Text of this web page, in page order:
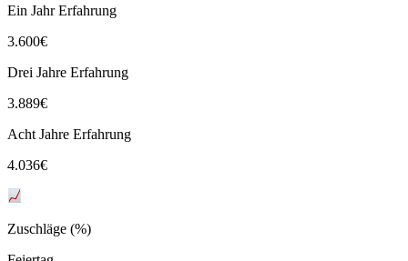
Ein Jahr Erfahrung
3.600€
Drei Jahre Erfahrung
3.889€
Acht Jahre Erfahrung
4.036€
Zuschläge (%)